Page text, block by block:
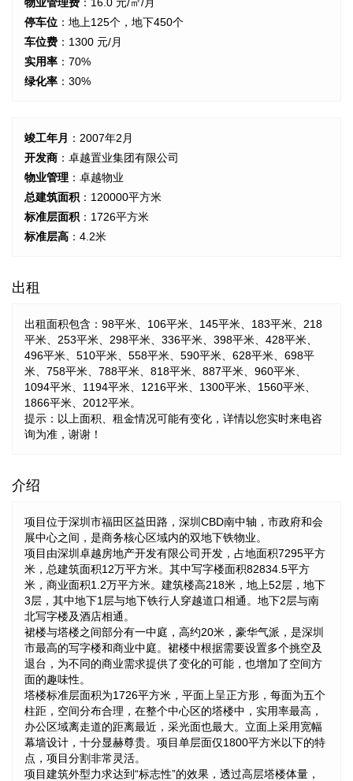
停车位 ：地上125个，地下450个
车位费 ：1300 元/月
实用率 ：70%
绿化率 ：30%
竣工年月
：2007年2月
开发商 ：卓越置业集团有限公司
物业管理 ：卓越物业
总建筑面积 ：120000平方米
标准层面积 ：1726平方米
标准层高 ：4.2米
出租
出租面积包含：98平米、106平米、145平米、183平米、218
平米、253平米、298平米、336平米、398平米、428平米、
496平米、510平米、558平米、590平米、628平米、698平
米、758平米、788平米、818平米、887平米、960平米、
1094平米、1194平米、1216平米、1300平米、1560平米、
1866平米、2012平米。
提示：以上面积、租金情况可能有变化，详情以您实时来电咨
询为准，谢谢！
介绍
项目位于深圳市福田区益田路，深圳CBD南中轴，市政府和会
展中心之间，是商务核心区域内的双地下铁物业。
项目由深圳卓越房地产开发有限公司开发，占地面积7295平方
米，总建筑面积12万平方米。其中写字楼面积82834.5平方
米，商业面积1.2万平方米。建筑楼高218米，地上52层，地下
3层，其中地下1层与地下铁行人穿越道口相通。地下2层与南
北写字楼及酒店相通。
裙楼与塔楼之间部分有一中庭，高约20米，豪华气派，是深圳
市最高的写字楼和商业中庭。裙楼中根据需要设置多个挑空及
退台，为不同的商业需求提供了变化的可能，也增加了空间方
面的趣味性。
塔楼标准层面积为1726平方米，平面上呈正方形，每面为五个
柱距，空间分布合理，在整个中心区的塔楼中，实用率最高，
办公区域离走道的距离最近，采光面也最大。立面上采用宽幅
幕墙设计，十分显赫尊贵。项目单层面仅1800平方米以下的特
点，项目分割非常灵活。
项目建筑外型力求达到“标志性”的效果，透过高层塔楼体量，